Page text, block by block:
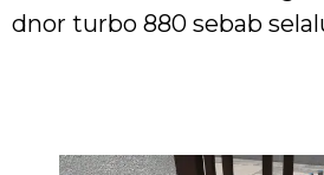
dnor turbo 880 sebab